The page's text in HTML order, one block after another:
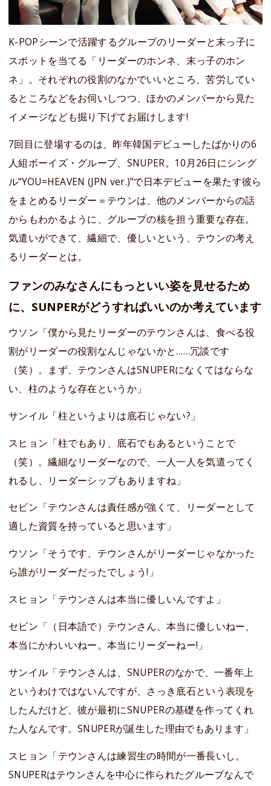
K-POPシーンで活躍するグループのリーダーと末っ子に
スポットを当てる「リーダーのホンネ、末っ子のホン
ネ」。それぞれの役割のなかでいいところ、苦労してい
るところなどをお伺いしつつ、ほかのメンバーから見た
イメージなども掘り下げてお届けします!
7回目に登場するのは、昨年韓国デビューしたばかりの6
人組ボーイズ・グループ、SNUPER。10月26日にシング
ル“YOU=HEAVEN (JPN ver.)”で日本デビューを果たす彼ら
をまとめるリーダー＝テウンは、他のメンバーからの話
からもわかるように、グループの核を担う重要な存在。
気遣いができて、繊細で、優しいという、テウンの考え
るリーダーとは。
ファンのみなさんにもっといい姿を見せるため
に、SUNPERがどうすればいいのか考えています
ウソン「僕から見たリーダーのテウンさんは、食べる役
割がリーダーの役割なんじゃないかと……冗談です
（笑）。まず、テウンさんはSNUPERになくてはならな
い、柱のような存在というか」
サンイル「柱というよりは底石じゃない?」
スヒョン「柱でもあり、底石でもあるということで
（笑）。繊細なリーダーなので、一人一人を気遣ってく
れるし、リーダーシップもありますね」
セビン「テウンさんは責任感が強くて、リーダーとして
適した資質を持っていると思います」
ウソン「そうです、テウンさんがリーダーじゃなかった
ら誰がリーダーだったでしょう!」
スヒョン「テウンさんは本当に優しいんですよ」
セビン「（日本語で）テウンさん、本当に優しいねー、
本当にかわいいねー。本当にリーダーねー!」
サンイル「テウンさんは、SNUPERのなかで、一番年上
というわけではないんですが、さっき底石という表現を
したんだけど、彼が最初にSNUPERの基礎を作ってくれ
た人なんです。SNUPERが誕生した理由でもあります」
スヒョン「テウンさんは練習生の時間が一番長いし。
SNUPERはテウンさんを中心に作られたグループなんで